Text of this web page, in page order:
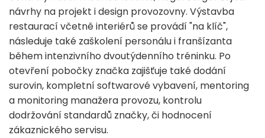
návrhy na projekt i design provozovny. Výstavba
restaurací včetně interiérů se provádí "na klíč",
následuje také zaškolení personálu i franšízanta
během intenzivního dvoutýdenního tréninku. Po
otevření pobočky značka zajišťuje také dodání
surovin, kompletní softwarové vybavení, mentoring
a monitoring manažera provozu, kontrolu
dodržování standardů značky, či hodnocení
zákaznického servisu.